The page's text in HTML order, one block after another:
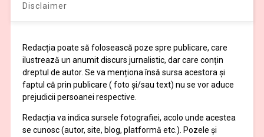
Disclaimer
Redacția poate să folosească poze spre publicare, care
ilustrează un anumit discurs jurnalistic, dar care conțin
dreptul de autor. Se va menționa însă sursa acestora și
faptul că prin publicare ( foto și/sau text) nu se vor aduce
prejudicii persoanei respective.
Redacția va indica sursele fotografiei, acolo unde acestea
se cunosc (autor, site, blog, platformă etc.). Pozele și